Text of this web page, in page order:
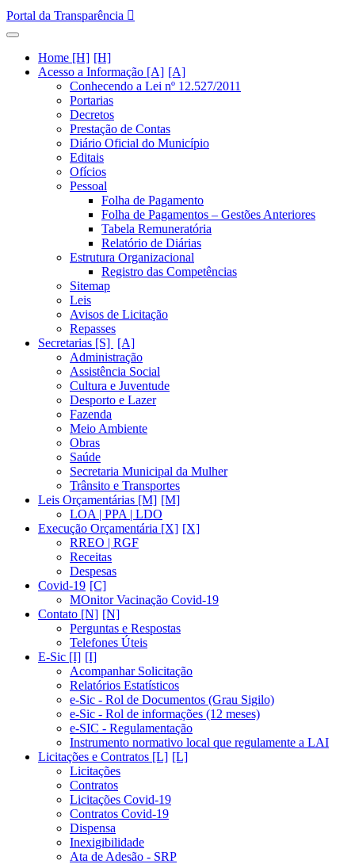
Portal da Transparência
Home [H]
Acesso a Informação [A]
Conhecendo a Lei nº 12.527/2011
Portarias
Decretos
Prestação de Contas
Diário Oficial do Município
Editais
Ofícios
Pessoal
Folha de Pagamento
Folha de Pagamentos – Gestões Anteriores
Tabela Remuneratória
Relatório de Diárias
Estrutura Organizacional
Registro das Competências
Sitemap
Leis
Avisos de Licitação
Repasses
Secretarias [S]
Administração
Assistência Social
Cultura e Juventude
Desporto e Lazer
Fazenda
Meio Ambiente
Obras
Saúde
Secretaria Municipal da Mulher
Trânsito e Transportes
Leis Orçamentárias [M]
LOA | PPA | LDO
Execução Orçamentária [X]
RREO | RGF
Receitas
Despesas
Covid-19
MOnitor Vacinação Covid-19
Contato [N]
Perguntas e Respostas
Telefones Úteis
E-Sic [I]
Acompanhar Solicitação
Relatórios Estatísticos
e-Sic - Rol de Documentos (Grau Sigilo)
e-Sic - Rol de informações (12 meses)
e-SIC - Regulamentação
Instrumento normativo local que regulamente a LAI
Licitações e Contratos [L]
Licitações
Contratos
Licitações Covid-19
Contratos Covid-19
Dispensa
Inexigibilidade
Ata de Adesão - SRP